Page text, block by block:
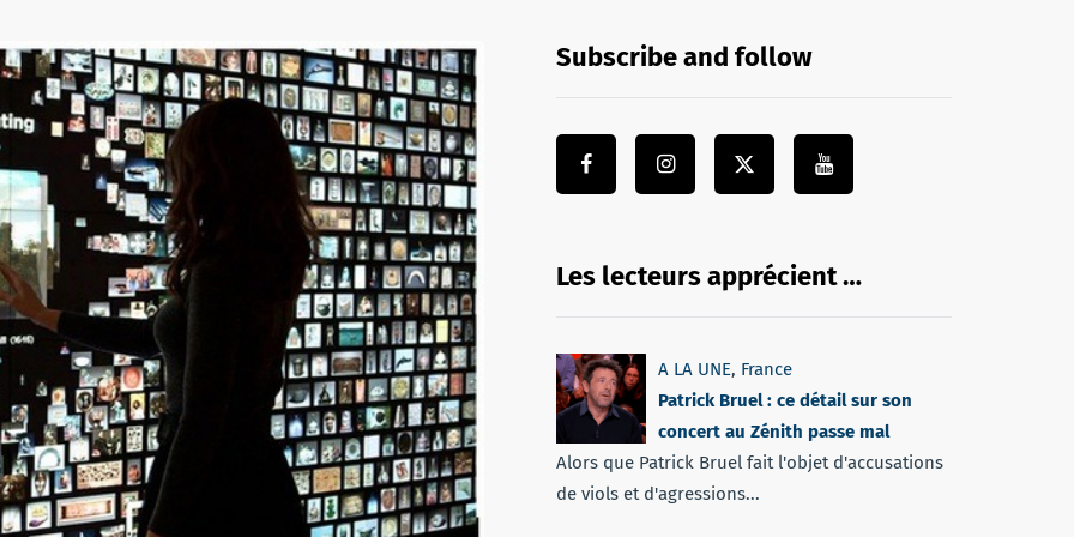
Subscribe and follow
Les lecteurs apprécient …
A LA UNE, France
Patrick Bruel : ce détail sur son
concert au Zénith passe mal
Alors que Patrick Bruel fait l'objet d'accusations
de viols et d'agressions...